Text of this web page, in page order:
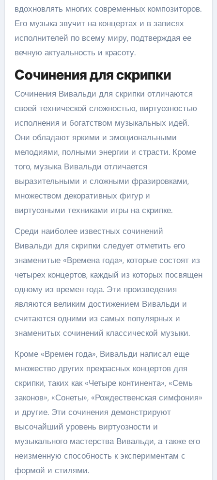
вдохновлять многих современных композиторов.
Его музыка звучит на концертах и в записях
исполнителей по всему миру, подтверждая ее
вечную актуальность и красоту.
Сочинения для скрипки
Сочинения Вивальди для скрипки отличаются
своей технической сложностью, виртуозностью
исполнения и богатством музыкальных идей.
Они обладают яркими и эмоциональными
мелодиями, полными энергии и страсти. Кроме
того, музыка Вивальди отличается
выразительными и сложными фразировками,
множеством декоративных фигур и
виртуозными техниками игры на скрипке.
Среди наиболее известных сочинений
Вивальди для скрипки следует отметить его
знаменитые «Времена года», которые состоят из
четырех концертов, каждый из которых посвящен
одному из времен года. Эти произведения
являются великим достижением Вивальди и
считаются одними из самых популярных и
знаменитых сочинений классической музыки.
Кроме «Времен года», Вивальди написал еще
множество других прекрасных концертов для
скрипки, таких как «Четыре континента», «Семь
законов», «Сонеты», «Рождественская симфония»
и другие. Эти сочинения демонстрируют
высочайший уровень виртуозности и
музыкального мастерства Вивальди, а также его
неизменную способность к экспериментам с
формой и стилями.